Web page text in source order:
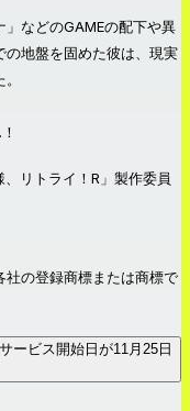
などのGAMEの配下や異
地盤を固めた彼は、現実
リトライ！R」製作委員
の登録商標または商標で
ービス開始日が11月25日